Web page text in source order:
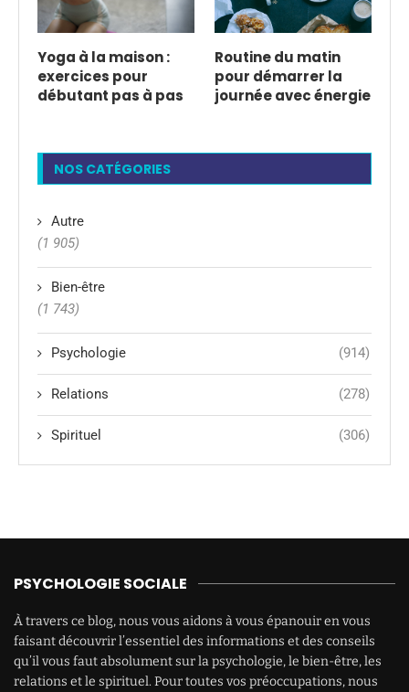
Yoga à la maison :
exercices pour
débutant pas à pas
Routine du matin
pour démarrer la
journée avec énergie
NOS CATÉGORIES
Autre
(1 905)
Bien-être
(1 743)
Psychologie (914)
Relations (278)
Spirituel (306)
PSYCHOLOGIE SOCIALE
À travers ce blog, nous vous aidons à vous épanouir en vous
faisant découvrir l’essentiel des informations et des conseils
qu’il vous faut absolument sur la psychologie, le bien-être, les
relations et le spirituel. Pour toutes vos préoccupations, nous